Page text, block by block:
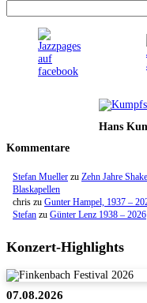
Hans
Kommentare
Stefan Mueller zu Zehn Jahre
Blaskapellen
chris zu Gunter Hampel, 1937 –
Stefan zu Günter Lenz 1938 – 2026
Konzert-Highlights
07.08.2026